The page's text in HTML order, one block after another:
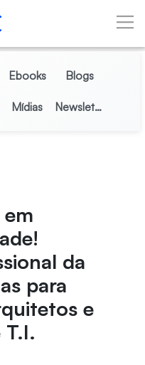
Ebooks Blogs
Mídias Newsletter
da
para
e